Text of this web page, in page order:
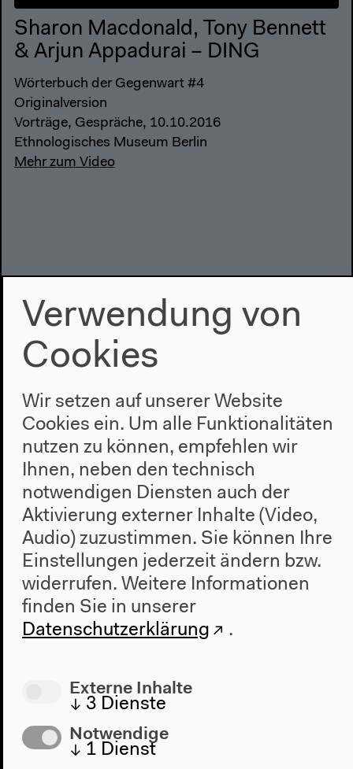
Sharon Macdonald, Tony Bennett
& Arjun Appadurai – DING
Wörterbuch der Gegenwart #4
Originalversion
Vorträge, Gespräche, 10.10.2016
Ethnologisches Museum Berlin
Mehr zum Video
Arjun Appadurai: Indian Popular
Cinema in the Making of a
Decolonized Modernity (Englisch)
Englische Originalversion
Keynote, 05.11.2015
Mehr zum Video
Verwendung von
Cookies
Wir setzen auf unserer Website
Cookies ein. Um alle Funktionalitäten
nutzen zu können, empfehlen wir
Ihnen, neben den technisch
notwendigen Diensten auch der
Aktivierung externer Inhalte (Video,
Audio) zuzustimmen. Sie können Ihre
Einstellungen jederzeit ändern bzw.
widerrufen. Weitere Informationen
finden Sie in unserer
Datenschutzerklärung
.
Externe Inhalte
↓ 3 Dienste
Notwendige
↓ 1 Dienst